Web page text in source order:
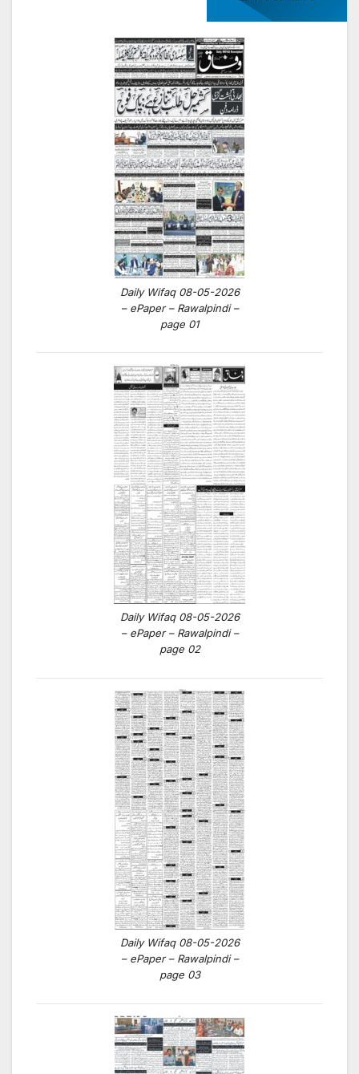
Daily Wifaq 08-05-2026
– ePaper – Rawalpindi –
page 01
Daily Wifaq 08-05-2026
– ePaper – Rawalpindi –
page 02
Daily Wifaq 08-05-2026
– ePaper – Rawalpindi –
page 03